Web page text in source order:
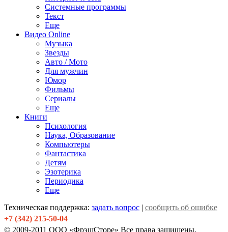
Системные программы
Текст
Еще
Видео Online
Музыка
Звезды
Авто / Мото
Для мужчин
Юмор
Фильмы
Сериалы
Еще
Книги
Психология
Наука, Образование
Компьютеры
Фантастика
Детям
Эзотерика
Периодика
Еще
Техническая поддержка: задать вопрос | сообщить об ошибке
+7 (342) 215-50-04
© 2009-2011 ООО «ФрэшСторе» Все права защищены.